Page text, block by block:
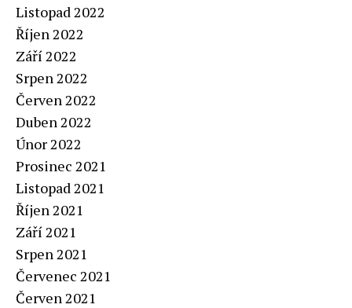
Listopad 2022
Říjen 2022
Září 2022
Srpen 2022
Červen 2022
Duben 2022
Únor 2022
Prosinec 2021
Listopad 2021
Říjen 2021
Září 2021
Srpen 2021
Červenec 2021
Červen 2021